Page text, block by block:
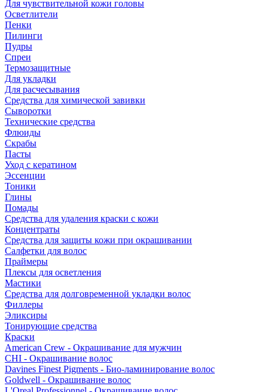
Для чувствительной кожи головы
Осветлители
Пенки
Пилинги
Пудры
Спреи
Термозащитные
Для укладки
Для расчесывания
Средства для химической завивки
Сыворотки
Технические средства
Флюиды
Скрабы
Пасты
Уход с кератином
Эссенции
Тоники
Глины
Помады
Средства для удаления краски с кожи
Концентраты
Средства для защиты кожи при окрашивании
Салфетки для волос
Праймеры
Плексы для осветления
Мастики
Средства для долговременной укладки волос
Филлеры
Эликсиры
Тонирующие средства
Краски
American Crew - Окрашивание для мужчин
CHI - Окрашивание волос
Davines Finest Pigments - Био-ламинирование волос
Goldwell - Окрашивание волос